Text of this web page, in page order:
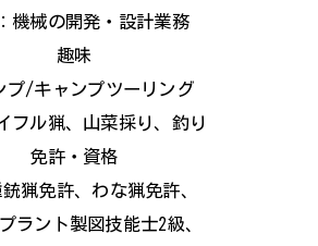
機械の開発・設計業務
趣味
プ/キャンプツーリング
フル猟、山菜採り、釣り
免許・資格
猟免許、わな猟免許、
ラント製図技能士2級、